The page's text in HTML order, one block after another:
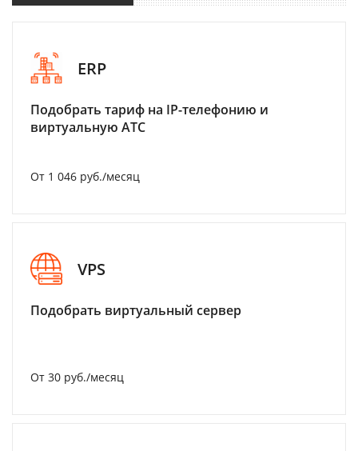
ERP
Подобрать тариф на IP-телефонию и
виртуальную АТС
От 1 046 руб./месяц
VPS
Подобрать виртуальный сервер
От 30 руб./месяц